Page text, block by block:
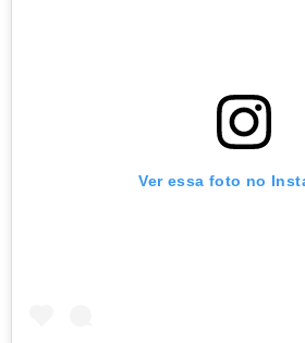
Ver essa foto no